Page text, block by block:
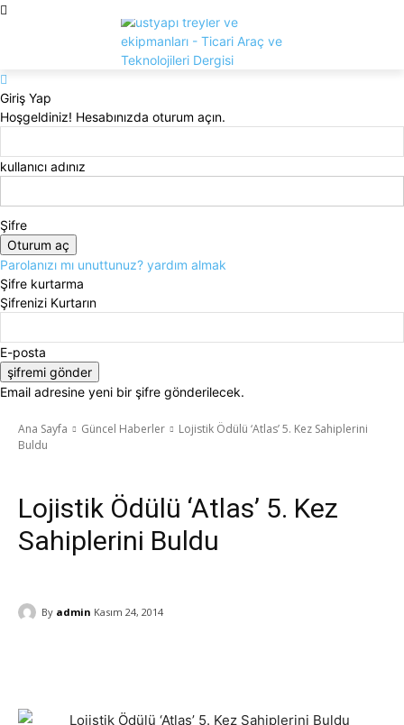
Giriş Yap
Hoşgeldiniz! Hesabınızda oturum açın.
kullanıcı adınız
Şifre
Parolanızı mı unuttunuz? yardım almak
Şifre kurtarma
Şifrenizi Kurtarın
E-posta
Email adresine yeni bir şifre gönderilecek.
Ana Sayfa Güncel Haberler
Lojistik Ödülü ‘Atlas’ 5. Kez Sahiplerini
Buldu
Lojistik Ödülü ‘Atlas’ 5. Kez
Sahiplerini Buldu
By admin Kasım 24, 2014